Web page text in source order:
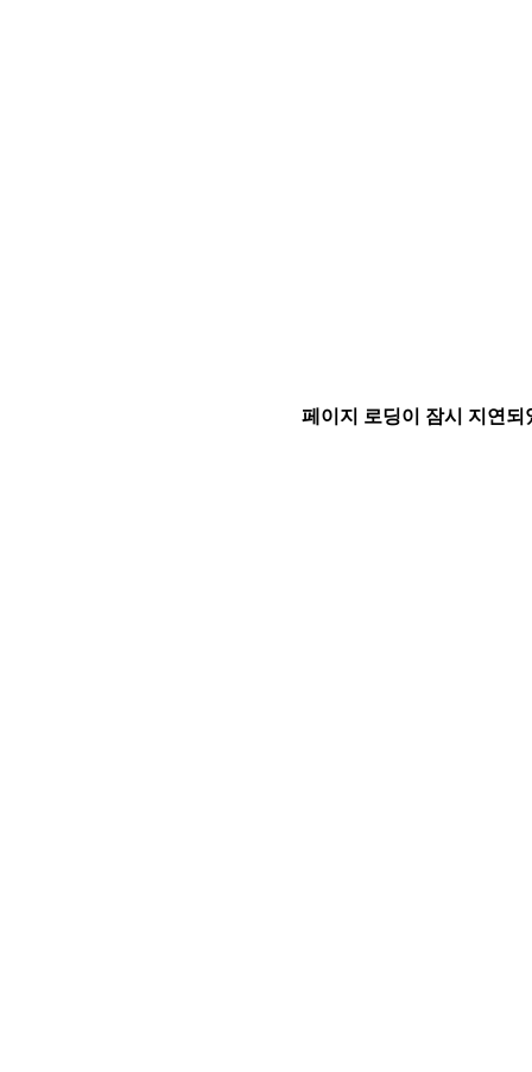
페이지 로딩이 잠시 지연